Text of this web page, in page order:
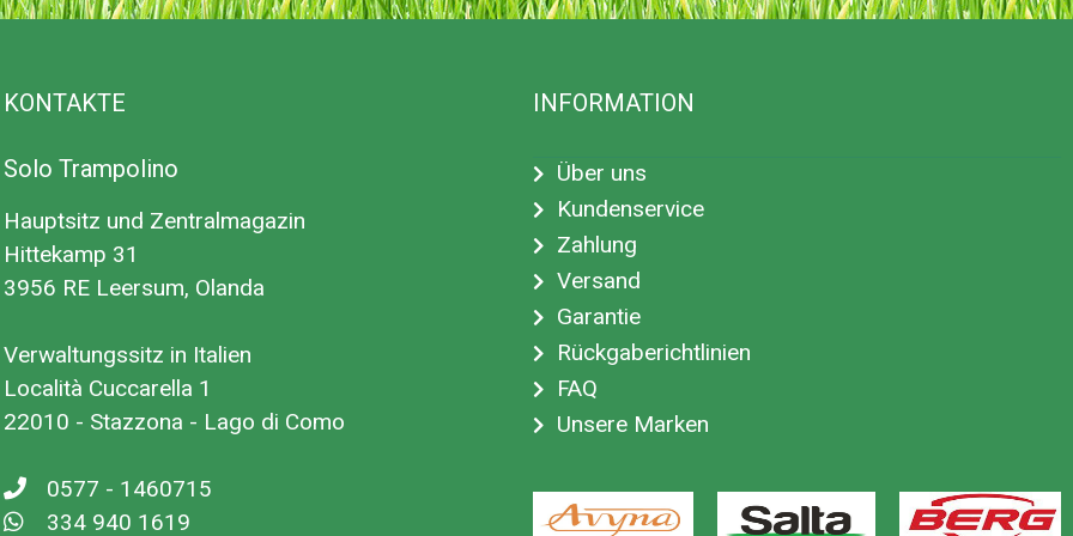
des
unter 6 Jahren
Zäunen und
gemessen vom
vorgesehen.
KONTAKTE
Solo Trampolino
Hauptsitz und Zentralmagazin
Hittekamp 31
3956 RE Leersum, Olanda
Verwaltungssitz in Italien
Località Cuccarella 1
22010 - Stazzona - Lago di Como
0577 - 1460715
334 940 1619
INFORMATION
Über uns
Kundenservice
Zahlung
Versand
Garantie
Rückgaberichtlinien
FAQ
Unsere Marken